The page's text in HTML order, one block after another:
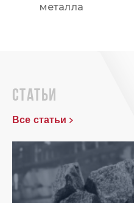
металла
статьи
Все статьи